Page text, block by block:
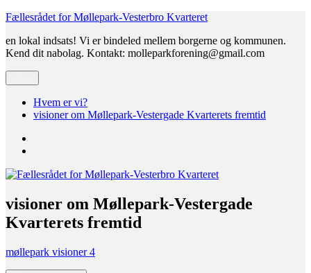
Videre
indhold
Fællesrådet for Møllepark-Vesterbro Kvarteret
en lokal indsats! Vi er bindeled mellem borgerne og kommunen.
Kend dit nabolag. Kontakt: molleparkforening@gmail.com
Hvem er vi?
visioner om Møllepark-Vestergade Kvarterets fremtid
Møllepark-
Kvarterets
fremtid
visioner om Møllepark-Vestergade
Kvarterets fremtid
møllepark visioner 4